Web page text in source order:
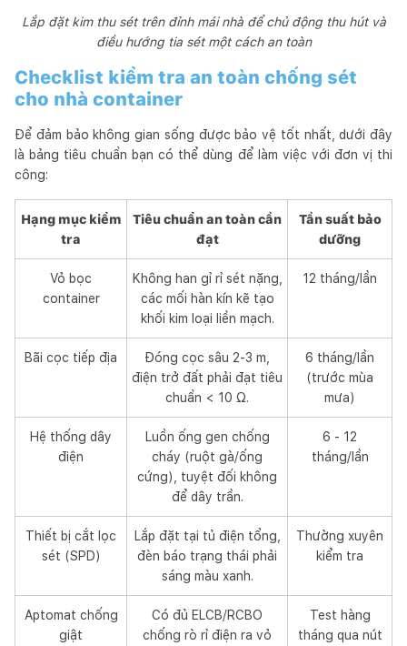
Lắp đặt kim thu sét trên đỉnh mái nhà để chủ động thu hút và
điều hướng tia sét một cách an toàn
Checklist kiểm tra an toàn chống sét
cho nhà container
Để đảm bảo không gian sống được bảo vệ tốt nhất, dưới đây
là bảng tiêu chuẩn bạn có thể dùng để làm việc với đơn vị thi
công:
Hạng mục kiểm
tra
Tiêu chuẩn an toàn cần
đạt
Tần suất bảo
dưỡng
Vỏ bọc
container
Không han gỉ rỉ sét nặng,
các mối hàn kín kẽ tạo
khối kim loại liền mạch.
12 tháng/lần
Bãi cọc tiếp địa
Đóng cọc sâu 2-3 m,
điện trở đất phải đạt tiêu
chuẩn < 10 Ω.
6 tháng/lần
(trước mùa
mưa)
Hệ thống dây
điện
Luồn ống gen chống
cháy (ruột gà/ống
cứng), tuyệt đối không
để dây trần.
6 - 12
tháng/lần
Thiết bị cắt lọc
sét (SPD)
Lắp đặt tại tủ điện tổng,
đèn báo trạng thái phải
sáng màu xanh.
Thường xuyên
kiểm tra
Aptomat chống
giật
Có đủ ELCB/RCBO
chống rò rỉ điện ra vỏ
Test hàng
tháng qua nút